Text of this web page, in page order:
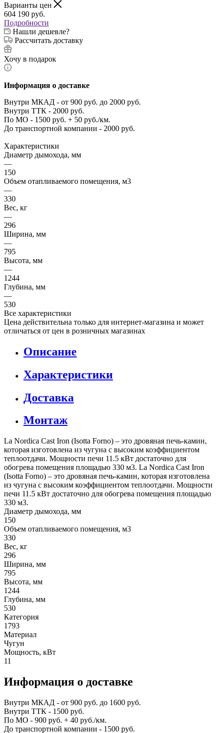
Варианты цен
604 190 руб.
Подробности
Нашли дешевле?
Рассчитать доставку
Хочу в подарок
Информация о доставке
Внутри МКАД - от 900 руб. до 2000 руб.
Внутри ТТК - 2000 руб.
По МО - 1500 руб. + 50 руб./км.
До транспортной компании - 2000 руб.
Характеристики
Диаметр дымохода, мм
—
150
Объем отапливаемого помещения, м3
—
330
Вес, кг
—
296
Ширина, мм
—
795
Высота, мм
—
1244
Глубина, мм
—
530
Все характеристики
Цена действительна только для интернет-магазина и может
отличаться от цен в розничных магазинах
Описание
Характеристики
Доставка
Монтаж
La Nordica Cast Iron (Isotta Forno) – это дровяная печь-камин,
которая изготовлена из чугуна с высоким коэффициентом
теплоотдачи. Мощности печи 11.5 кВт достаточно для
обогрева помещения площадью 330 м3. La Nordica Cast Iron
(Isotta Forno) – это дровяная печь-камин, которая изготовлена
из чугуна с высоким коэффициентом теплоотдачи. Мощности
печи 11.5 кВт достаточно для обогрева помещения площадью
330 м3.
Диаметр дымохода, мм
150
Объем отапливаемого помещения, м3
330
Вес, кг
296
Ширина, мм
795
Высота, мм
1244
Глубина, мм
530
Категория
1793
Материал
Чугун
Мощность, кВт
11
Информация о доставке
Внутри МКАД - от 900 руб. до 1600 руб.
Внутри ТТК - 1500 руб.
По МО - 900 руб. + 40 руб./км.
До транспортной компании - 1500 руб.